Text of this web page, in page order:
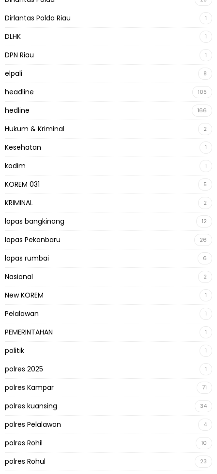
Dirlantas Polda Riau 1
DLHK 1
DPN Riau 1
elpali 8
headline 105
hedline 166
Hukum & Kriminal 2
Kesehatan 1
kodim 1
KOREM 031 5
KRIMINAL 2
lapas bangkinang 12
lapas Pekanbaru 26
lapas rumbai 6
Nasional 2
New KOREM 1
Pelalawan 1
PEMERINTAHAN 1
politik 1
polres 2025 1
polres Kampar 71
polres kuansing 34
polres Pelalawan 4
polres Rohil 10
polres Rohul 23